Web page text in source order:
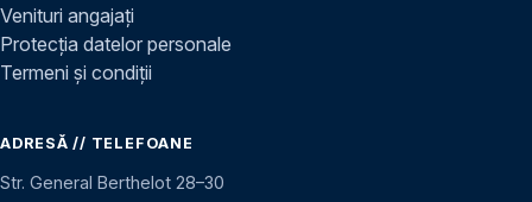
Venituri angajați
Protecția datelor personale
Termeni și condiții
ADRESĂ // TELEFOANE
Str. General Berthelot 28–30